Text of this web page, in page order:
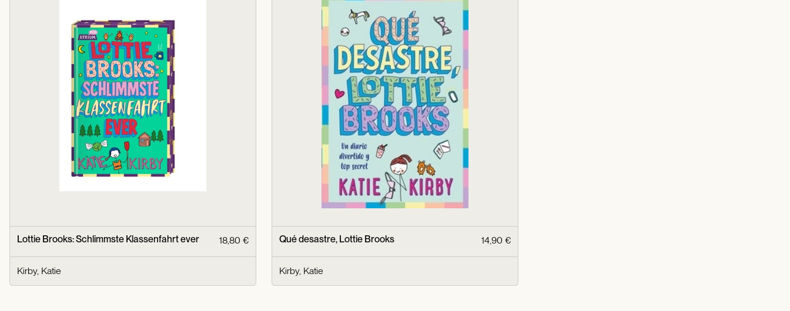
Lottie Brooks: Schlimmste Klassenfahrt ever 18,80 €
Kirby, Katie
Qué desastre, Lottie Brooks 14,90 €
Kirby, Katie